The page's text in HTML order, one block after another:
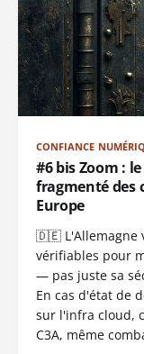
CONFIANCE
#6 bis Zoom :
fragmenté des
Europe
🇩🇪 L'Allemagne
vérifiables pour
— pas juste sa
En cas d'état de
sur l'infra cloud,
C3A, même